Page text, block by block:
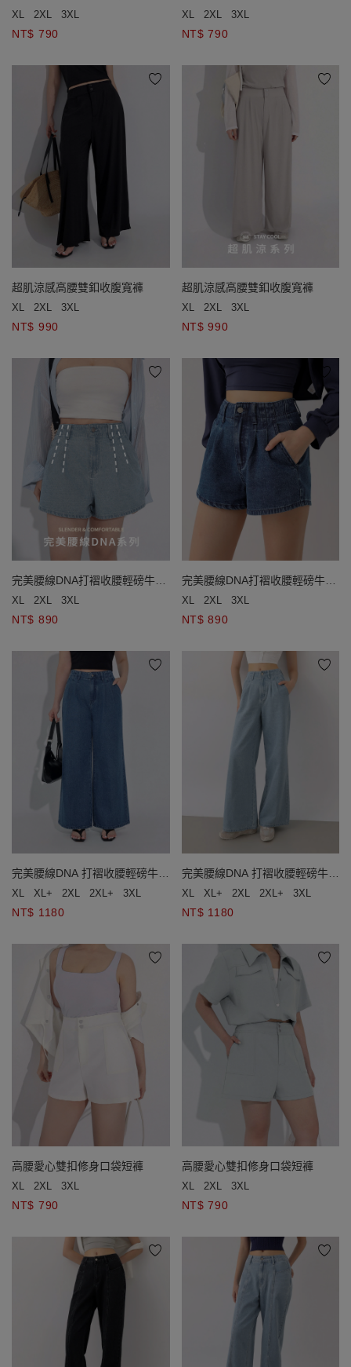
短褲
XL 2XL 3XL
NT$ 790
短褲
XL 2XL 3XL
NT$ 790
超肌涼感高腰雙釦收腹寬褲
XL 2XL 3XL
NT$ 990
超肌涼感高腰雙釦收腹寬褲
XL 2XL 3XL
NT$ 990
完美腰線DNA打褶收腰輕磅牛仔
短褲
XL 2XL 3XL
NT$ 890
完美腰線DNA打褶收腰輕磅牛仔
短褲
XL 2XL 3XL
NT$ 890
完美腰線DNA 打褶收腰輕磅牛仔
褲
XL XL+ 2XL 2XL+ 3XL
NT$ 1180
完美腰線DNA 打褶收腰輕磅牛仔
褲
XL XL+ 2XL 2XL+ 3XL
NT$ 1180
高腰愛心雙扣修身口袋短褲
XL 2XL 3XL
NT$ 790
高腰愛心雙扣修身口袋短褲
XL 2XL 3XL
NT$ 790